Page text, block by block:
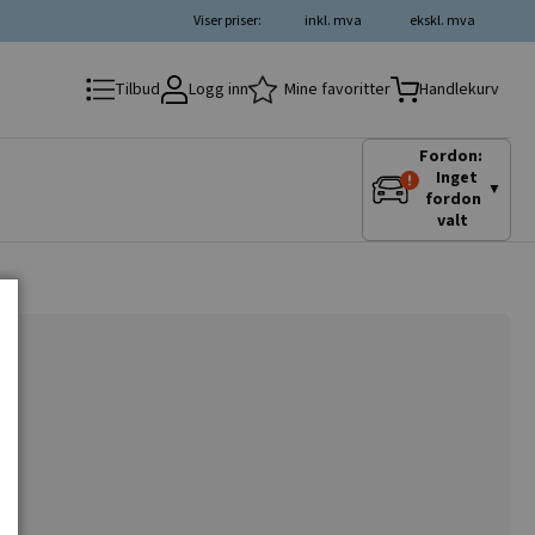
ekskl. mva
inkl. mva
Viser priser:
Tilbud Logg inn Mine favoritter Handlekurv
Fordon:
Inget
fordon
valt
▼